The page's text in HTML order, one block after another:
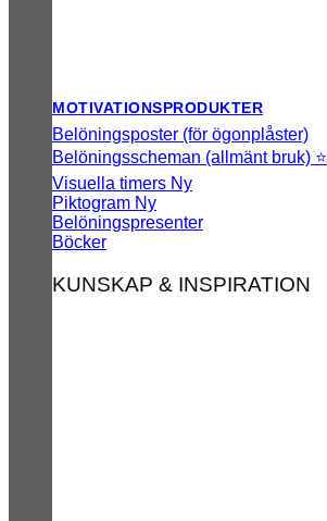
MOTIVATIONSPRODUKTER
Belöningsposter (för ögonplåster)
Belöningsscheman (allmänt bruk) ⭐
Visuella timers
Piktogram
Belöningspresenter
Böcker
KUNSKAP & INSPIRATION